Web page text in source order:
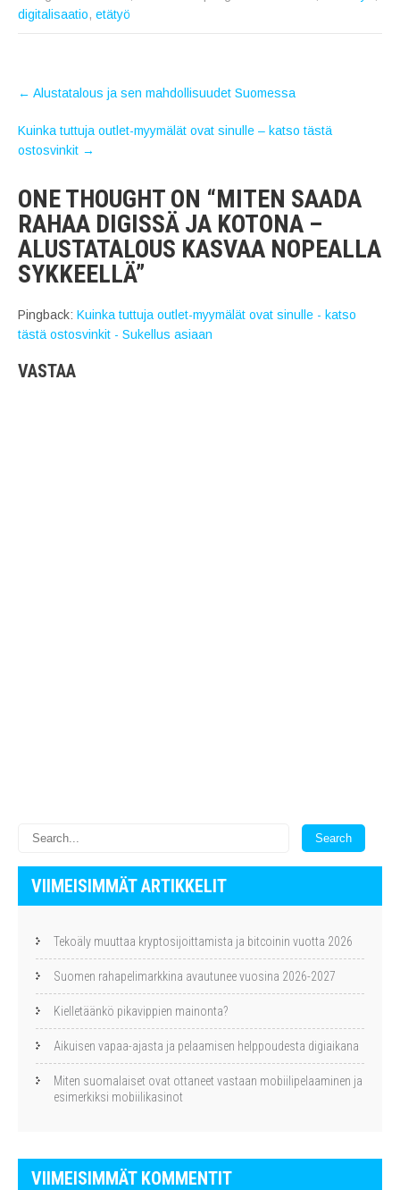
digitalisaatio, etätyö
POST
NAVIGATION
← Alustatalous ja sen mahdollisuudet Suomessa
Kuinka tuttuja outlet-myymälät ovat sinulle – katso tästä
ostosvinkit →
ONE THOUGHT ON “MITEN SAADA
RAHAA DIGISSÄ JA KOTONA –
ALUSTATALOUS KASVAA NOPEALLA
SYKKEELLÄ”
Pingback: Kuinka tuttuja outlet-myymälät ovat sinulle - katso
tästä ostosvinkit - Sukellus asiaan
VASTAA
VIIMEISIMMÄT ARTIKKELIT
Tekoäly muuttaa kryptosijoittamista ja bitcoinin vuotta 2026
Suomen rahapelimarkkina avautunee vuosina 2026-2027
Kielletäänkö pikavippien mainonta?
Aikuisen vapaa-ajasta ja pelaamisen helppoudesta digiaikana
Miten suomalaiset ovat ottaneet vastaan mobiilipelaaminen ja
esimerkiksi mobiilikasinot
VIIMEISIMMÄT KOMMENTIT